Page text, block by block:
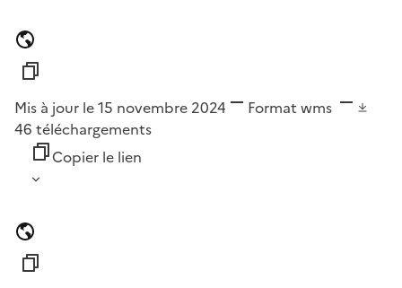
Mis à jour le 15 novembre 2024 Format wms
46 téléchargements
Copier le lien